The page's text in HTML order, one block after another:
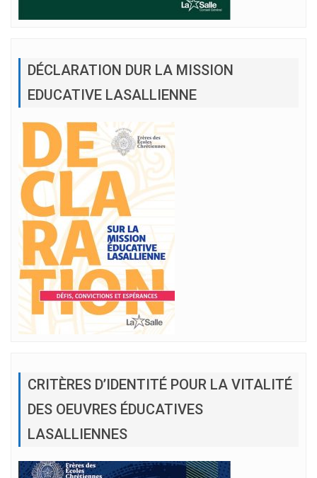
DÉCLARATION DUR LA MISSION
EDUCATIVE LASALLIENNE
CRITÈRES D’IDENTITÉ POUR LA VITALITÉ
DES OEUVRES ÉDUCATIVES
LASALLIENNES